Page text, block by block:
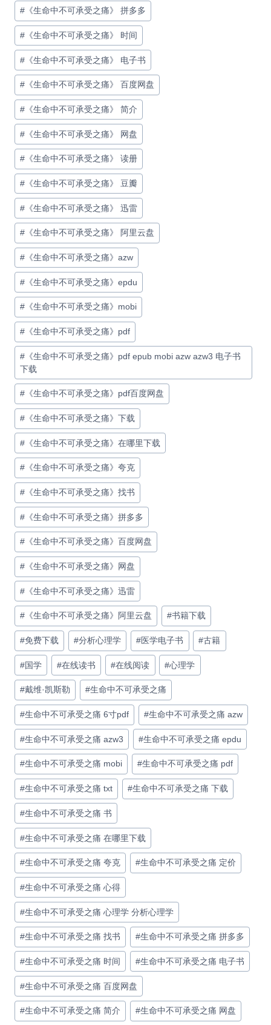
# 《生命中不可承受之痛》 拼多多
# 《生命中不可承受之痛》 时间
# 《生命中不可承受之痛》 电子书
# 《生命中不可承受之痛》 百度网盘
# 《生命中不可承受之痛》 简介
# 《生命中不可承受之痛》 网盘
# 《生命中不可承受之痛》 读册
# 《生命中不可承受之痛》 豆瓣
# 《生命中不可承受之痛》 迅雷
# 《生命中不可承受之痛》 阿里云盘
# 《生命中不可承受之痛》azw
# 《生命中不可承受之痛》epdu
# 《生命中不可承受之痛》mobi
# 《生命中不可承受之痛》pdf
# 《生命中不可承受之痛》pdf epub mobi azw azw3 电子书
下载
# 《生命中不可承受之痛》pdf百度网盘
# 《生命中不可承受之痛》下载
# 《生命中不可承受之痛》在哪里下载
# 《生命中不可承受之痛》夸克
# 《生命中不可承受之痛》找书
# 《生命中不可承受之痛》拼多多
# 《生命中不可承受之痛》百度网盘
# 《生命中不可承受之痛》网盘
# 《生命中不可承受之痛》迅雷
# 《生命中不可承受之痛》阿里云盘 #书籍下载
#免费下载 #分析心理学 # 医学电子书 #古籍
# 国学 #在线读书 #在线阅读 #心理学
#戴维·凯斯勒 #生命中不可承受之痛
#生命中不可承受之痛 6寸pdf #生命中不可承受之痛 azw
#生命中不可承受之痛 azw3 #生命中不可承受之痛 epdu
#生命中不可承受之痛 mobi #生命中不可承受之痛 pdf
#生命中不可承受之痛 txt #生命中不可承受之痛 下载
#生命中不可承受之痛 书
#生命中不可承受之痛 在哪里下载
#生命中不可承受之痛 夸克 #生命中不可承受之痛 定价
#生命中不可承受之痛 心得
#生命中不可承受之痛 心理学 分析心理学
#生命中不可承受之痛 找书 #生命中不可承受之痛 拼多多
#生命中不可承受之痛 时间 #生命中不可承受之痛 电子书
#生命中不可承受之痛 百度网盘
#生命中不可承受之痛 简介 #生命中不可承受之痛 网盘